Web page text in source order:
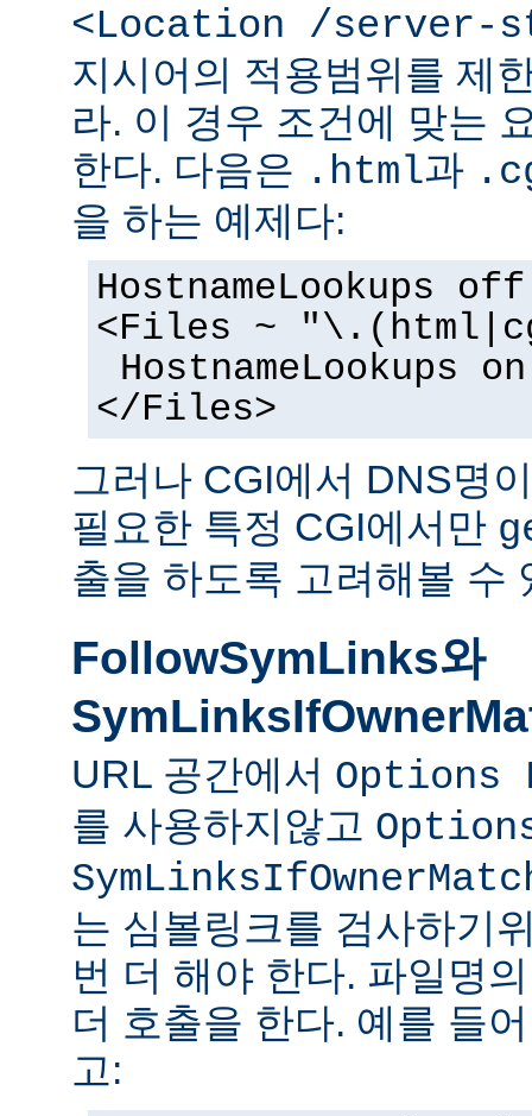
<Location /server-
지시어의 적용범위를 제
라. 이 경우 조건에 맞는
한다. 다음은 .html과
을 하는 예제다:
HostnameLookups off
<Files ~
HostnameLookups on
</Files>
그러나 CGI에서 DNS명
필요한 특정 CGI에서만
출을 하도록 고려해볼 수
FollowSymLinks와
URL 공간에서 Options
를 사용하지않고
는 심볼링크를 검사하기
번 더 해야 한다. 파일명
더 호출을 한다. 예를 들
고: